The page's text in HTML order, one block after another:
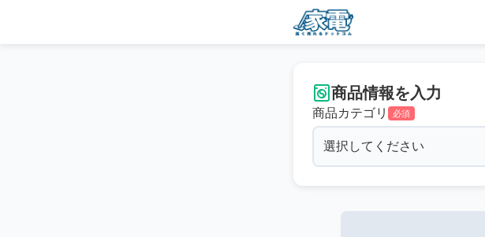
商品情報を入力
商品カテゴリ 必須